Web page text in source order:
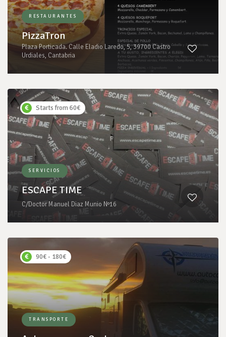
RESTAURANTES
PizzaTron
Plaza Porticada. Calle Eladio Laredo, 5, 39700 Castro
Urdiales, Cantabria
Starts from 60€
SERVICIOS
ESCAPE TIME
C/Doctor Manuel Diaz Munio Nº16
90€ - 180€
TRANSPORTE